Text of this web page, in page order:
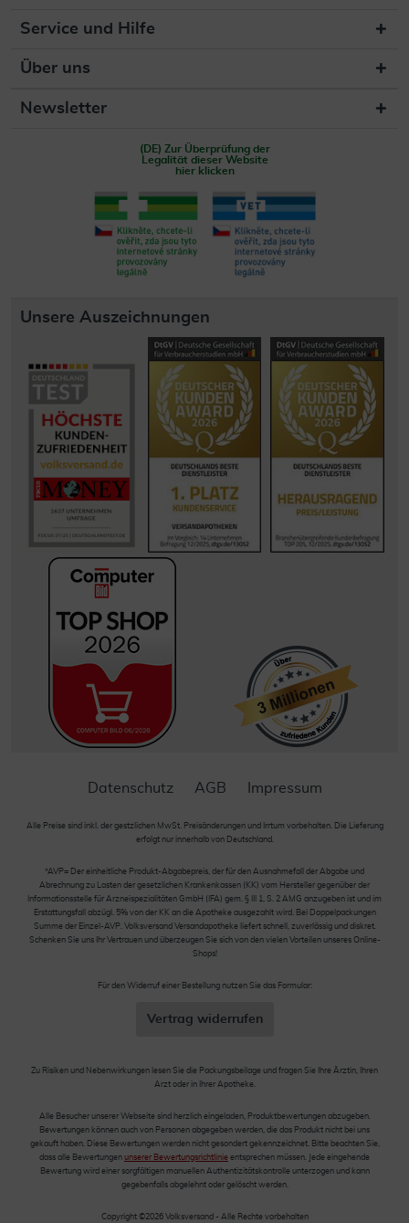
Service und Hilfe
Über uns
Newsletter
(DE) Zur Überprüfung der
Legalität dieser Website
hier klicken
Unsere Auszeichnungen
Datenschutz AGB Impressum
Alle Preise sind inkl. der gestzlichen MwSt. Preisänderungen und Irrtum vorbehalten. Die Lieferung
erfolgt nur innerhalb von Deutschland.
*AVP= Der einheitliche Produkt-Abgabepreis, der für den Ausnahmefall der Abgabe und
Abrechnung zu Lasten der gesetzlichen Krankenkassen (KK) vom Hersteller gegenüber der
Informationsstelle für Arzneispezialitäten GmbH (IFA) gem. § III 1, S. 2 AMG anzugeben ist und im
Erstattungsfall abzügl. 5% von der KK an die Apotheke ausgezahlt wird. Bei Doppelpackungen
Summe der Einzel-AVP. Volksversand Versandapotheke liefert schnell, zuverlässig und diskret.
Schenken Sie uns Ihr Vertrauen und überzeugen Sie sich von den vielen Vorteilen unseres Online-
Shops!
Für den Widerruf einer Bestellung nutzen Sie das Formular:
Vertrag widerrufen
Zu Risiken und Nebenwirkungen lesen Sie die Packungsbeilage und fragen Sie Ihre Ärztin, Ihren
Arzt oder in Ihrer Apotheke.
Alle Besucher unserer Webseite sind herzlich eingeladen, Produktbewertungen abzugeben.
Bewertungen können auch von Personen abgegeben werden, die das Produkt nicht bei uns
gekauft haben. Diese Bewertungen werden nicht gesondert gekennzeichnet. Bitte beachten Sie,
dass alle Bewertungen unserer Bewertungsrichtlinie entsprechen müssen. Jede eingehende
Bewertung wird einer sorgfältigen manuellen Authentizitätskontrolle unterzogen und kann
gegebenfalls abgelehnt oder gelöscht werden.
Copyright ©2026 Volksversand - Alle Rechte vorbehalten